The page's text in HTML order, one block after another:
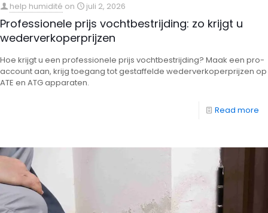
help humidité on juli 2, 2026
Professionele prijs vochtbestrijding: zo krijgt u
wederverkoperprijzen
Hoe krijgt u een professionele prijs vochtbestrijding? Maak een pro-
account aan, krijg toegang tot gestaffelde wederverkoperprijzen op
ATE en ATG apparaten.
Read more